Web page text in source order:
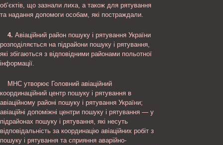
об’єктів, що зазнали лиха, а також для рятування
та надання допомоги особам, які постраждали.
4. Авіаційний район пошуку і рятування України
розподіляється на підрайони пошуку і рятування,
які збігаються з відповідними районами польотної
інформації.
МНС утворює Головний авіаційний
координаційний центр пошуку і рятування в
авіаційному районі пошуку і рятування України;
авіаційні допоміжні центри пошуку і рятування — у
підрайонах пошуку і рятування, які несуть
відповідальність за координацію авіаційних робіт з
пошуку і рятування та сприяння аварійно-